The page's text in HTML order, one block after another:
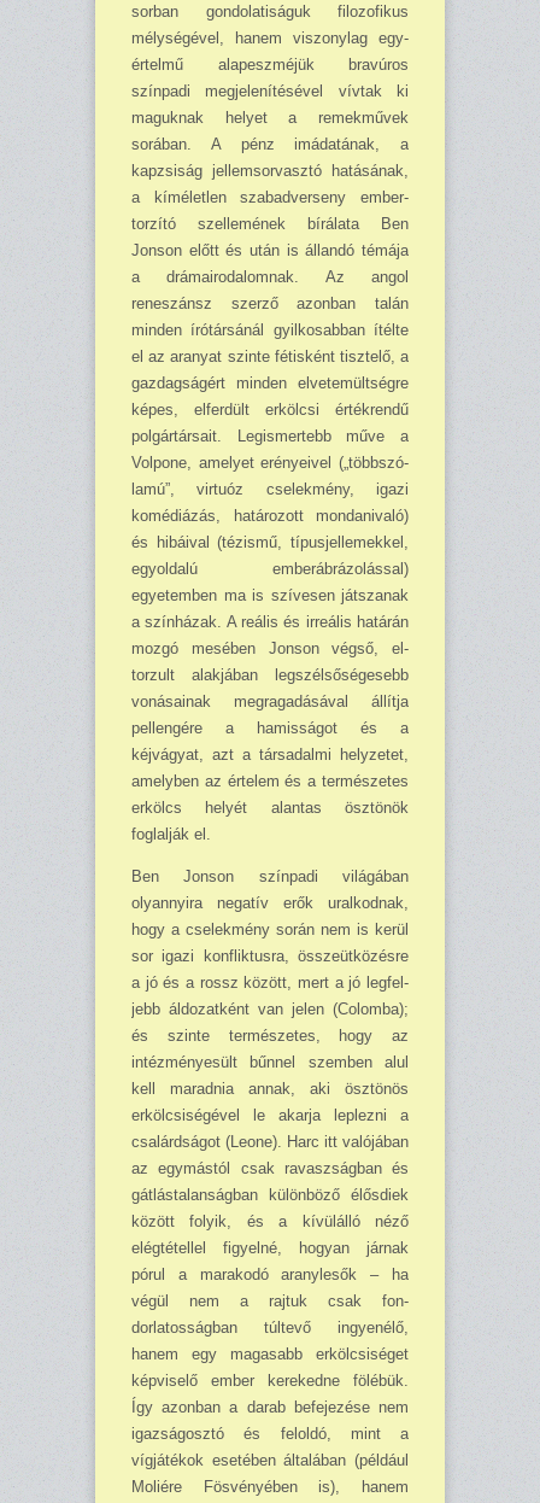
sorban gondolatiságuk filo­zofikus
mélységével, hanem viszonylag egy­
értelmű alap­eszméjük bravúros
színpadi megjelenítésével vívtak ki
maguknak helyet a remek­művek
sorában. A pénz imá­datának, a
kapzsiság jellem­sorvasztó hatásának,
a kímé­letlen szabadverseny ember­
torzító szellemének bírálata Ben
Jonson előtt és után is állandó témája
a drámairoda­lomnak. Az angol
reneszánsz szerző azonban talán
minden írótársánál gyilkosabban ítél­te
el az aranyat szinte fétis­ként tisztelő, a
gazdagságért minden elvetemültségre
ké­pes, elferdült erkölcsi érték­rendű
polgártársait. Legis­mertebb műve a
Volpone, amelyet erényeivel („többszó­
lamú”, virtuóz cselekmény, igazi
komédiázás, határozott mondanivaló)
és hibáival (té­zismű, típusjellemekkel,
egy­oldalú emberábrázolással)
egyetemben ma is szívesen játszanak
a színházak. A reá­lis és irreális határán
mozgó mesében Jonson végső, el­
torzult alakjában legszélsősé­gesebb
vonásainak megraga­dásával állítja
pellengére a hamisságot és a
kéjvágyat, azt a társadalmi helyzetet,
amelyben az értelem és a természetes
erkölcs helyét alantas ösztönök
foglalják el.
Ben Jonson színpadi vilá­gában
olyannyira negatív erők uralkodnak,
hogy a cse­lekmény során nem is kerül
sor igazi konfliktusra, össze­ütközésre
a jó és a rossz kö­zött, mert a jó legfel­
jebb ál­dozatként van jelen (Colom­ba);
és szinte természetes, hogy az
intézményesült bűn­nel szemben alul
kell marad­nia annak, aki ösztönös
erkölcsiségével le akarja leplez­ni a
csalárd­ságot (Leone). Harc itt valójában
az egymás­tól csak ravaszságban és
gát­lástalanságban külön­böző élősdiek
között folyik, és a kívülálló néző
elégtétellel fi­gyelné, hogyan járnak
pórul a marakodó aranylesők – ha
végül nem a rajtuk csak fon­
dorlatosságban túltevő in­gyenélő,
hanem egy maga­sabb erkölcsiséget
képviselő ember kerekedne fölébük.
Így azonban a darab befeje­zése nem
igazságosztó és fel­oldó, mint a
vígjátékok ese­tében általában (példá­ul
Moliére Fösvényében is), hanem